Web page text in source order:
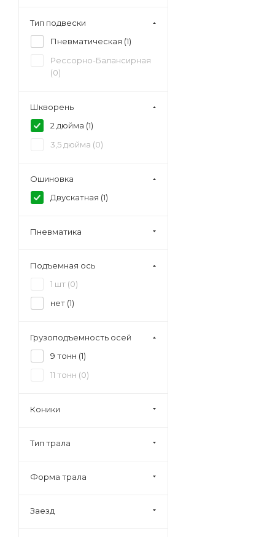
Тип подвески
Пневматическая (1)
Рессорно-Балансирная
(0)
Шкворень
2 дюйма (1)
3,5 дюйма (0)
Ошиновка
Двускатная (1)
Пневматика
Подъемная ось
1 шт (0)
нет (1)
Грузоподъемность осей
9 тонн (1)
11 тонн (0)
Коники
Тип трала
Форма трала
Заезд